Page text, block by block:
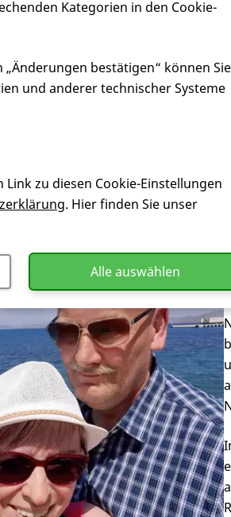
Gut geplant ist
Kategorien in den Cookie-
bestätigen“ können Sie
und anderer technischer Systeme
zu diesen Cookie-Einstellungen
. Hier finden Sie unser
Alle auswählen